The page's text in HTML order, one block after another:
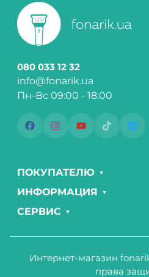
080 033 12 32
info@fonarik.ua
Пн-Вс 09:00 - 18:00
ПОКУПАТЕЛЮ
ИНФОРМАЦИЯ
СЕРВИС
Интернет-магазин
права